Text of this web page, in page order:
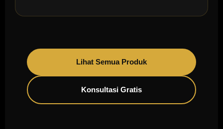
Lihat Semua Produk
Konsultasi Gratis